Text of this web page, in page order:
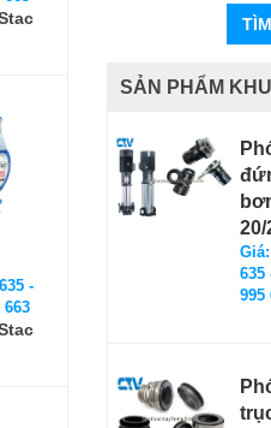
-
663
SẢN PHẨM
20/
635
995